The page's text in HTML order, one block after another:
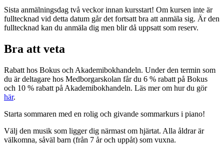
Sista anmälningsdag två veckor innan kursstart! Om kursen inte är
fulltecknad vid detta datum går det fortsatt bra att anmäla sig. Är den
fulltecknad kan du anmäla dig men blir då uppsatt som reserv.
Bra att veta
Rabatt hos Bokus och Akademibokhandeln. Under den termin som
du är deltagare hos Medborgarskolan får du 6 % rabatt på Bokus
och 10 % rabatt på Akademibokhandeln. Läs mer om hur du gör
här.
Starta sommaren med en rolig och givande sommarkurs i piano!
Välj den musik som ligger dig närmast om hjärtat. Alla åldrar är
välkomna, såväl barn (från 7 år och uppåt) som vuxna.